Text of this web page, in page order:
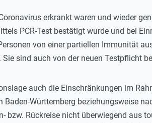
erkrankt waren und wieder
PCR-Test bestätigt wurde und bei
von einer partiellen Immunität
sind auch von der neuen Testpflicht
auch die Einschränkungen im
Württemberg beziehungsweise
bzw. Rückreise nicht überwiegend aus